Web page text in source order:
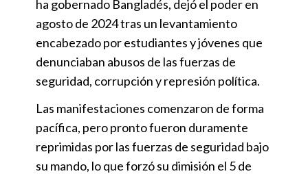
ha gobernado Bangladés, dejó el poder en
agosto de 2024 tras un levantamiento
encabezado por estudiantes y jóvenes que
denunciaban abusos de las fuerzas de
seguridad, corrupción y represión política.
Las manifestaciones comenzaron de forma
pacífica, pero pronto fueron duramente
reprimidas por las fuerzas de seguridad bajo
su mando, lo que forzó su dimisión el 5 de